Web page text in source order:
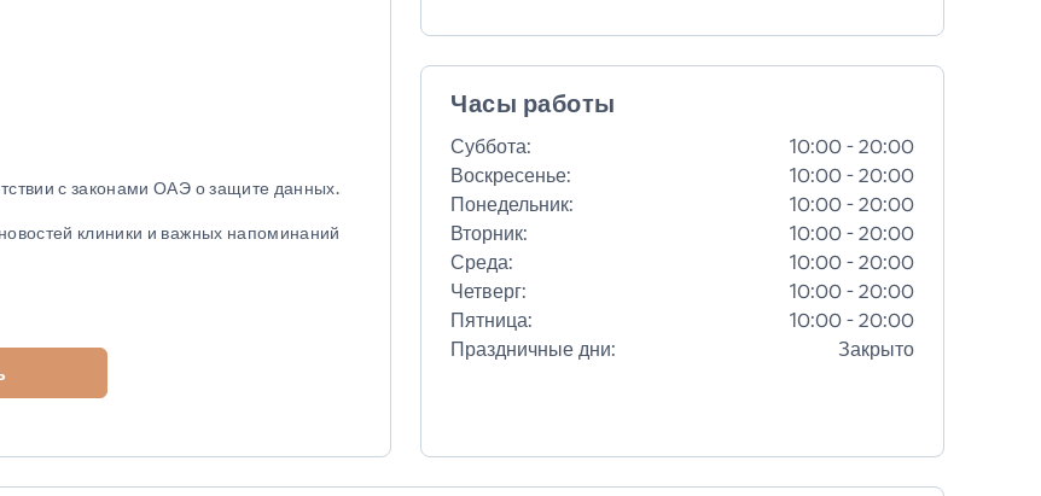
с законами ОАЭ о защите данных.
клиники и важных напоминаний
Часы работы
Суббота:
10:00 - 20:00
Воскресенье:
10:00 - 20:00
Понедельник:
10:00 - 20:00
Вторник:
10:00 - 20:00
Среда:
10:00 - 20:00
Четверг:
10:00 - 20:00
Пятница:
10:00 - 20:00
Праздничные дни: Закрыто